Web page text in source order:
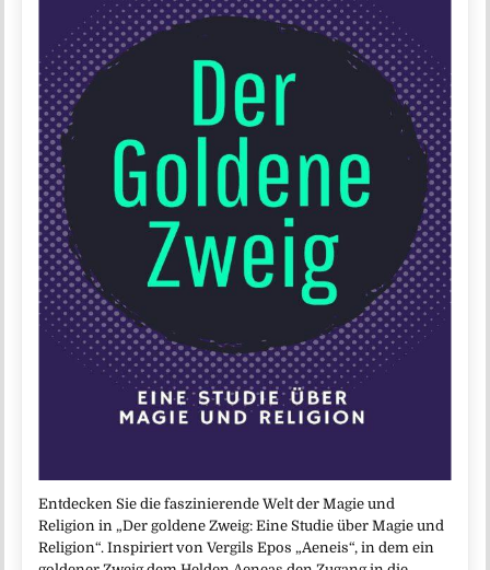
Entdecken Sie die faszinierende Welt der Magie und
Religion in „Der goldene Zweig: Eine Studie über Magie und
Religion“. Inspiriert von Vergils Epos „Aeneis“, in dem ein